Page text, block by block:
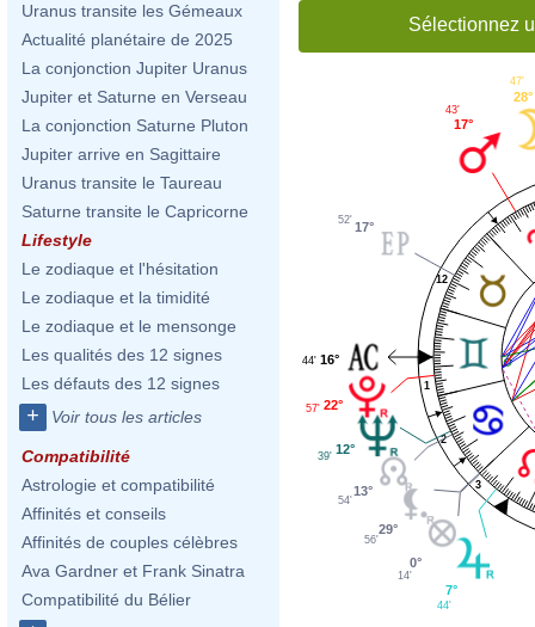
Uranus transite les Gémeaux
Actualité planétaire de 2025
La conjonction Jupiter Uranus
Jupiter et Saturne en Verseau
La conjonction Saturne Pluton
Jupiter arrive en Sagittaire
Uranus transite le Taureau
Saturne transite le Capricorne
Lifestyle
Le zodiaque et l'hésitation
Le zodiaque et la timidité
Le zodiaque et le mensonge
Les qualités des 12 signes
Les défauts des 12 signes
+ Voir tous les articles
Compatibilité
Astrologie et compatibilité
Affinités et conseils
Affinités de couples célèbres
Ava Gardner et Frank Sinatra
Compatibilité du Bélier
Sélectionnez
1
2
3
12
28°
47'
17°
43'
17°
52'
16°
44'
22°
57'
12°
39'
13°
54'
29°
56'
0°
14'
7°
44'